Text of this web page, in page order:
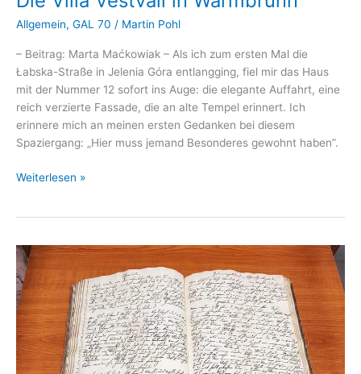
Allgemein, GAL 70 / Martin Pohl
– Beitrag: Marta Maćkowiak – Als ich zum ersten Mal die
Łabska-Straße in Jelenia Góra entlangging, fiel mir das Haus
mit der Nummer 12 sofort ins Auge: die elegante Auffahrt, eine
reich verzierte Fassade, die an alte Tempel erinnert. Ich
erinnere mich an meinen ersten Gedanken bei diesem
Spaziergang: „Hier muss jemand Besonderes gewohnt haben”.
Die
Warmbrunn
Weiterlesen »